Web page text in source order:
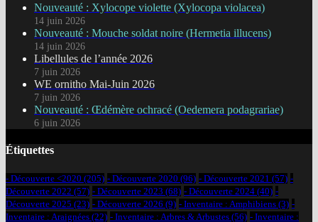
Nouveauté : Xylocope violette (Xylocopa violacea)
14 juin 2026
Nouveauté : Mouche soldat noire (Hermetia illucens)
14 juin 2026
Libellules de l’année 2026
7 juin 2026
WE ornitho Mai-Juin 2026
7 juin 2026
Nouveauté : Œdémère ochracé (Oedemera podagrariae)
6 juin 2026
Étiquettes
- Découverte <2020 (205) - Découverte 2020 (96) - Découverte 2021 (57) -
Découverte 2022 (57) - Découverte 2023 (68) - Découverte 2024 (40) -
Découverte 2025 (23) - Découverte 2026 (9) - Inventaire : Amphibiens (3) -
Inventaire : Araignées (22) - Inventaire : Arbres & Arbustes (56) - Inventaire :